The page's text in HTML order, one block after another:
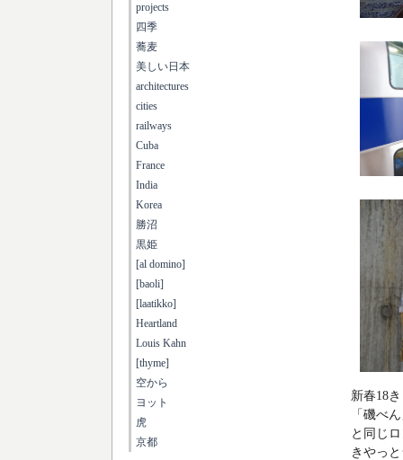
新春18
「磯べ
と同じ
きやっ
projects
四季
蕎麦
美しい日本
architectures
cities
railways
Cuba
France
India
Korea
勝沼
黒姫
[al domino]
[baoli]
[laatikko]
Heartland
Louis Kahn
[thyme]
空から
ヨット
虎
京都